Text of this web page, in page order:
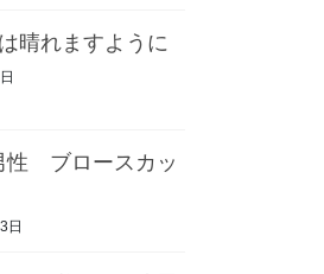
晴れますように
性 ブロースカッ
日